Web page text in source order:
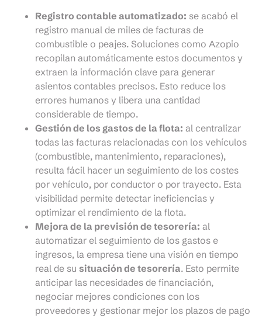
Registro contable automatizado: se acabó el
registro manual de miles de facturas de
combustible o peajes. Soluciones como Azopio
recopilan automáticamente estos documentos y
extraen la información clave para generar
asientos contables precisos. Esto reduce los
errores humanos y libera una cantidad
considerable de tiempo.
Gestión de los gastos de la flota: al centralizar
todas las facturas relacionadas con los vehículos
(combustible, mantenimiento, reparaciones),
resulta fácil hacer un seguimiento de los costes
por vehículo, por conductor o por trayecto. Esta
visibilidad permite detectar ineficiencias y
optimizar el rendimiento de la flota.
Mejora de la previsión de tesorería: al
automatizar el seguimiento de los gastos e
ingresos, la empresa tiene una visión en tiempo
real de su situación de tesorería. Esto permite
anticipar las necesidades de financiación,
negociar mejores condiciones con los
proveedores y gestionar mejor los plazos de pago